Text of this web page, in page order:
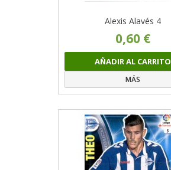
Alexis Alavés 4
0,60 €
AÑADIR AL CARRITO
MÁS